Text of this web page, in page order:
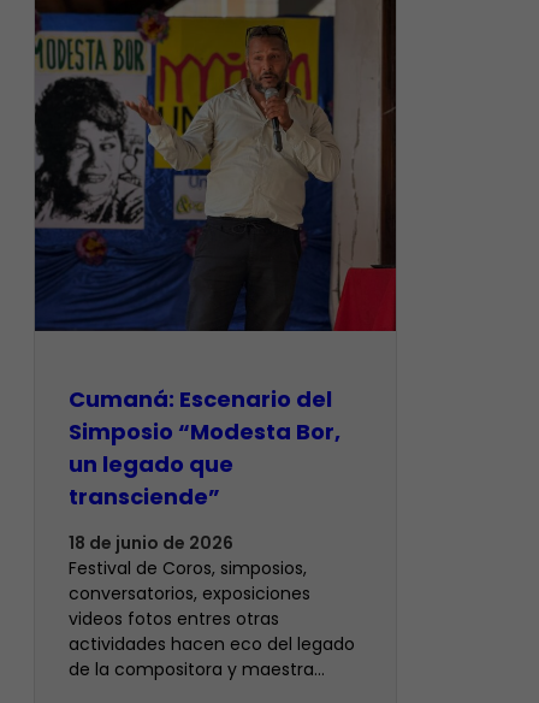
Cumaná: Escenario del
Simposio “Modesta Bor,
un legado que
transciende”
18 de junio de 2026
Festival de Coros, simposios,
conversatorios, exposiciones
videos fotos entres otras
actividades hacen eco del legado
de la compositora y maestra…